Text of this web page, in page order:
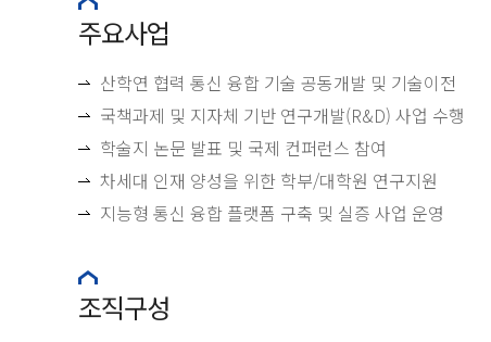
주요사업
산학연 협력 통신 융합 기술 공동개발 및 기술이전
국책과제 및 지자체 기반 연구개발(R&D) 사업 수행
학술지 논문 발표 및 국제 컨퍼런스 참여
차세대 인재 양성을 위한 학부/대학원 연구지원
지능형 통신 융합 플랫폼 구축 및 실증 사업 운영
조직구성